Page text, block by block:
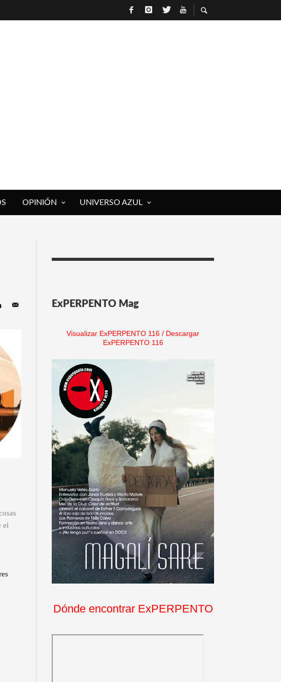
TOLCACHIR
OPINIÓN UNIVERSO AZUL
el
ExPERPENTO Mag
Visualizar ExPERPENTO 116 / Descargar
ExPERPENTO 116
Dónde encontrar ExPERPENTO